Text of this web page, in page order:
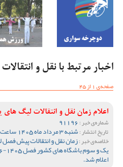
اخبار مرتبط با نقل و انتقالات
صفحه‌ی 1 از 45
اعلام زمان نقل و انتقالات لیگ
شماره‌ی خبر :
تاریخ انتشار :شنبه 3 مرداد ماه 1405 ساعت 15:57
خلاصه‌ی خبر :زمان نقل و انتقالات پیش
یک و
اعلام شد.